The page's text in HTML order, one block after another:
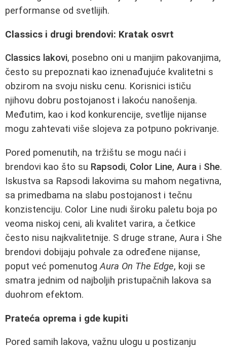
performanse od svetlijih.
Classics i drugi brendovi: Kratak osvrt
Classics lakovi, posebno oni u manjim pakovanjima,
često su prepoznati kao iznenađujuće kvalitetni s
obzirom na svoju nisku cenu. Korisnici ističu
njihovu dobru postojanost i lakoću nanošenja.
Međutim, kao i kod konkurencije, svetlije nijanse
mogu zahtevati više slojeva za potpuno pokrivanje.
Pored pomenutih, na tržištu se mogu naći i
brendovi kao što su Rapsodi, Color Line, Aura i She.
Iskustva sa Rapsodi lakovima su mahom negativna,
sa primedbama na slabu postojanost i tečnu
konzistenciju. Color Line nudi široku paletu boja po
veoma niskoj ceni, ali kvalitet varira, a četkice
često nisu najkvalitetnije. S druge strane, Aura i She
brendovi dobijaju pohvale za određene nijanse,
poput već pomenutogAura On The Edge, koji se
smatra jednim od najboljih pristupačnih lakova sa
duohrom efektom.
Prateća oprema i gde kupiti
Pored samih lakova, važnu ulogu u postizanju